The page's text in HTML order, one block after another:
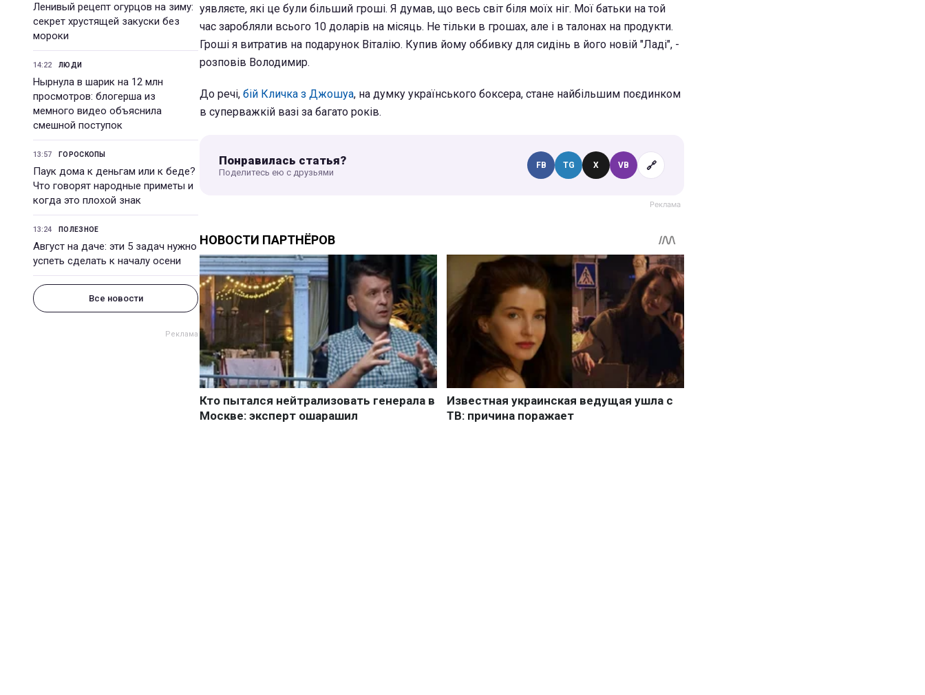
Ленивый рецепт огурцов на зиму:
секрет хрустящей закуски без
мороки
14:22 ЛЮДИ
Нырнула в шарик на 12 млн
просмотров: блогерша из
мемного видео объяснила
смешной поступок
13:57 ГОРОСКОПЫ
Паук дома к деньгам или к беде?
Что говорят народные приметы и
когда это плохой знак
13:24 ПОЛЕЗНОЕ
Август на даче: эти 5 задач нужно
успеть сделать к началу осени
Все новости
уявляєте, які це були більший гроші. Я думав, що весь світ біля моїх ніг. Мої батьки на той
час заробляли всього 10 доларів на місяць. Не тільки в грошах, але і в талонах на продукти.
Гроші я витратив на подарунок Віталію. Купив йому оббивку для сидінь в його новій "Ладі", -
розповів Володимир.
До речі, бій Кличка з Джошуа, на думку українського боксера, стане найбільшим поєдинком
в суперважкій вазі за багато років.
Понравилась статья?
Поделитесь ею с друзьями
FB TG X VB 🔗